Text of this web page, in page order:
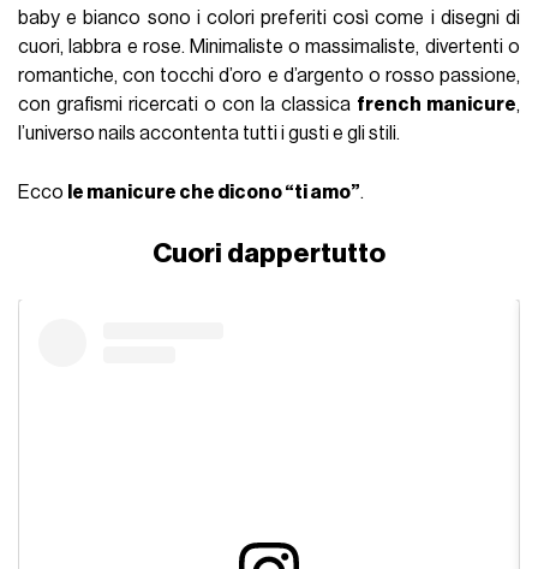
baby e bianco sono i colori preferiti così come i disegni di
cuori, labbra e rose. Minimaliste o massimaliste, divertenti o
romantiche, con tocchi d’oro e d’argento o rosso passione,
con grafismi ricercati o con la classica french manicure,
l’universo nails accontenta tutti i gusti e gli stili.
Ecco le manicure che dicono “ti amo”.
Cuori dappertutto